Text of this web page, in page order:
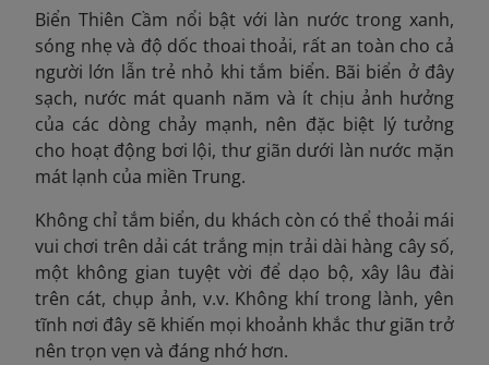
Biển Thiên Cầm nổi bật với làn nước trong xanh,
sóng nhẹ và độ dốc thoai thoải, rất an toàn cho cả
người lớn lẫn trẻ nhỏ khi tắm biển. Bãi biển ở đây
sạch, nước mát quanh năm và ít chịu ảnh hưởng
của các dòng chảy mạnh, nên đặc biệt lý tưởng
cho hoạt động bơi lội, thư giãn dưới làn nước mặn
mát lạnh của miền Trung.
Không chỉ tắm biển, du khách còn có thể thoải mái
vui chơi trên dải cát trắng mịn trải dài hàng cây số,
một không gian tuyệt vời để dạo bộ, xây lâu đài
trên cát, chụp ảnh, v.v. Không khí trong lành, yên
tĩnh nơi đây sẽ khiến mọi khoảnh khắc thư giãn trở
nên trọn vẹn và đáng nhớ hơn.